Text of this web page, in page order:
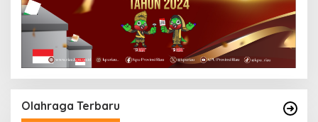
Olahraga Terbaru